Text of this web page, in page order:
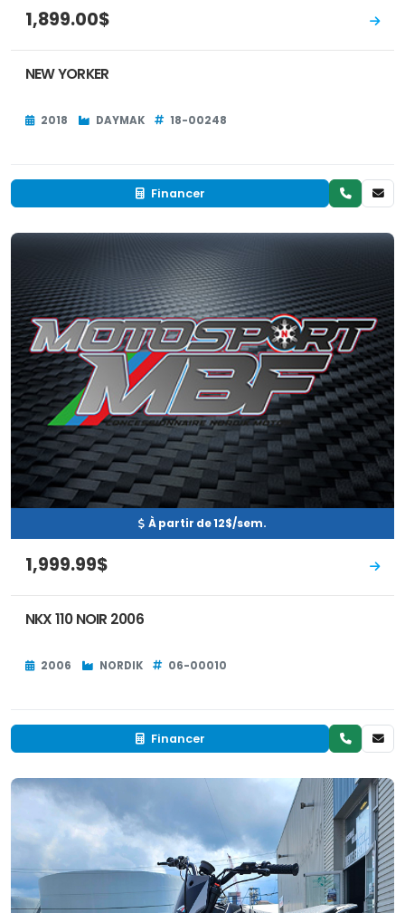
1,899.00$
NEW YORKER
2018 DAYMAK 18-00248
Financer
Neuf
À partir de 12$/sem.
1,999.99$
NKX 110 NOIR 2006
2006 NORDIK 06-00010
Financer
VENDU